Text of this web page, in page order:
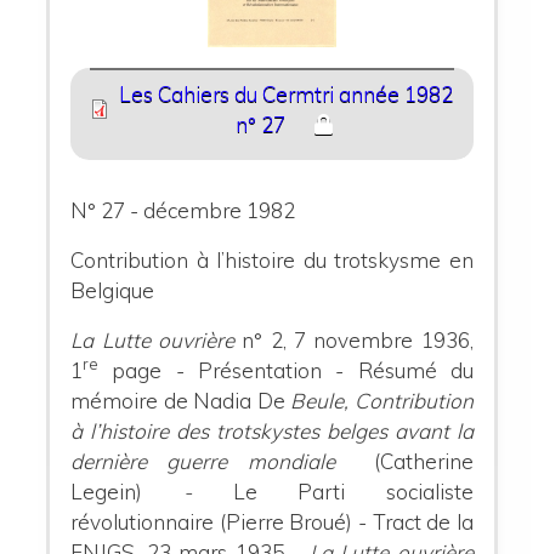
Les Cahiers du Cermtri année 1982
n° 27
N° 27 - décembre 1982
Contribution à l’histoire du trotskysme en
Belgique
La Lutte ouvrièren° 2, 7 novembre 1936,
1 re
page - Présentation - Résumé du
mémoire de Nadia De Beule, Contribution
à l’histoire des trotskystes belges avant la
dernière guerre mondiale
(Catherine
Legein)
- Le Parti socialiste
révolutionnaire (Pierre Broué) - Tract de la